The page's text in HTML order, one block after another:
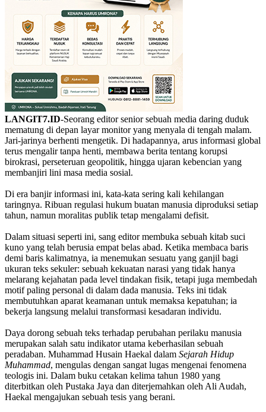
LANGIT7.ID-Seorang editor senior sebuah media daring duduk
mematung di depan layar monitor yang menyala di tengah malam.
Jari-jarinya berhenti mengetik. Di hadapannya, arus informasi global
terus mengalir tanpa henti, membawa berita tentang korupsi
birokrasi, perseteruan geopolitik, hingga ujaran kebencian yang
membanjiri lini masa media sosial.
Di era banjir informasi ini, kata-kata sering kali kehilangan
taringnya. Ribuan regulasi hukum buatan manusia diproduksi setiap
tahun, namun moralitas publik tetap mengalami defisit.
Dalam situasi seperti ini, sang editor membuka sebuah kitab suci
kuno yang telah berusia empat belas abad. Ketika membaca baris
demi baris kalimatnya, ia menemukan sesuatu yang ganjil bagi
ukuran teks sekuler: sebuah kekuatan narasi yang tidak hanya
melarang kejahatan pada level tindakan fisik, tetapi juga membedah
motif paling personal di dalam dada manusia. Teks ini tidak
membutuhkan aparat keamanan untuk memaksa kepatuhan; ia
bekerja langsung melalui transformasi kesadaran individu.
Daya dorong sebuah teks terhadap perubahan perilaku manusia
merupakan salah satu indikator utama keberhasilan sebuah
peradaban. Muhammad Husain Haekal dalam Sejarah Hidup
Muhammad, mengulas dengan sangat lugas mengenai fenomena
teologis ini. Dalam buku cetakan kelima tahun 1980 yang
diterbitkan oleh Pustaka Jaya dan diterjemahkan oleh Ali Audah,
Haekal mengajukan sebuah tesis yang berani.